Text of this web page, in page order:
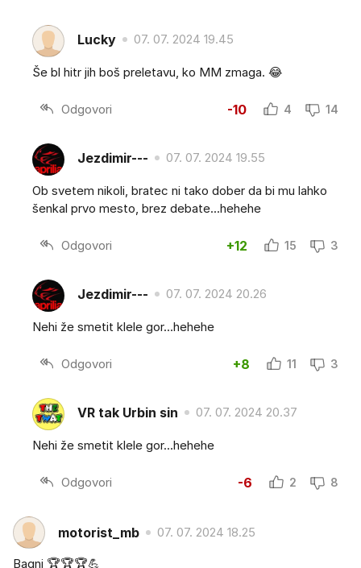
Lucky 07. 07. 2024 19.45
Še bl hitr jih boš preletavu, ko MM zmaga. 😂
Odgovori -10 4 14
Jezdimir--- 07. 07. 2024 19.55
Ob svetem nikoli, bratec ni tako dober da bi mu lahko
šenkal prvo mesto, brez debate...hehehe
Odgovori +12 15 3
Jezdimir--- 07. 07. 2024 20.26
Nehi že smetit klele gor...hehehe
Odgovori +8 11 3
VR tak Urbin sin 07. 07. 2024 20.37
Nehi že smetit klele gor...hehehe
Odgovori -6 2 8
motorist_mb 07. 07. 2024 18.25
Bagni 🏆🏆🏆💪